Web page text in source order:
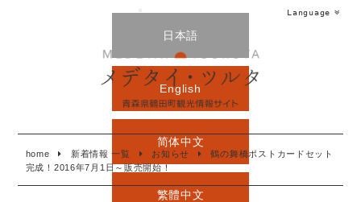
Language
日本語
English
简体中文
繁體中文
home 新着情報 一覧 お知らせ
鶴の舞橋ポストカードセット
完成！2016年7月1日～販売開始！